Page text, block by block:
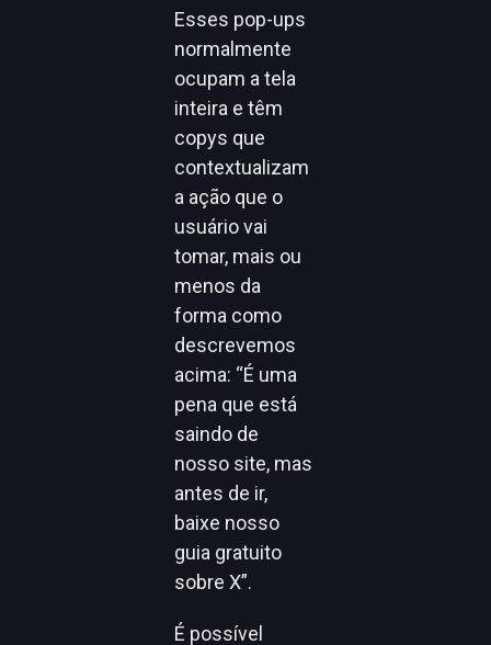
Esses pop-ups
normalmente
ocupam a tela
inteira e têm
copys que
contextualizam
a ação que o
usuário vai
tomar, mais ou
menos da
forma como
descrevemos
acima: “É uma
pena que está
saindo de
nosso site, mas
antes de ir,
baixe nosso
guia gratuito
sobre X”.
É possível